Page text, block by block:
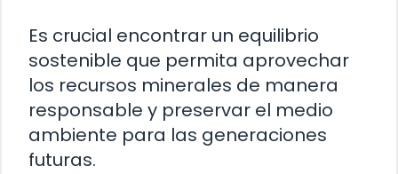
Es crucial encontrar un equilibrio
sostenible que permita aprovechar
los recursos minerales de manera
responsable y preservar el medio
ambiente para las generaciones
futuras.